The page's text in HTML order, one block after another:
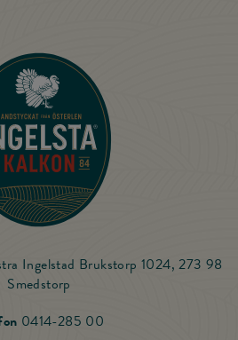
Till startsidan
Ingelstad Brukstorp 1024, 273 98
Smedstorp
0414-285 00